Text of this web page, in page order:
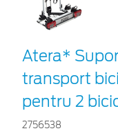
Atera*
transport
pentru 2
2756538